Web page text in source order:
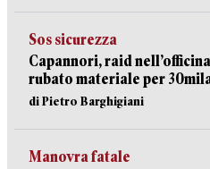
Sos sicurezza
Capannori, raid
rubato materiale per
di Pietro Barghigiani
Manovra fatale